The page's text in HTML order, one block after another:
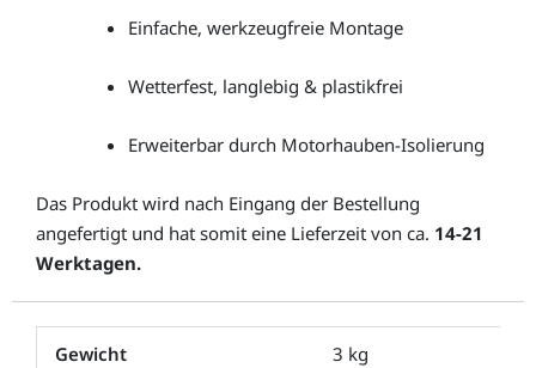
Einfache, werkzeugfreie Montage
Wetterfest, langlebig & plastikfrei
Erweiterbar durch Motorhauben-Isolierung
Das Produkt wird nach Eingang der Bestellung
angefertigt und hat somit eine Lieferzeit von ca. 14-21
Werktagen.
Gewicht 3 kg